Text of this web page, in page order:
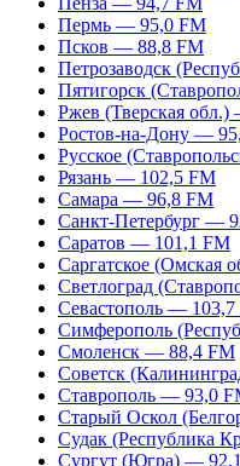
Пермь — 95,0 FM
Псков — 88,8 FM
Петрозаводск
Пятигорск
Ржев (Тверская
Ростов-на-Дону —
Русское
Рязань — 102,5 FM
Самара — 96,8 FM
Санкт-Петербург —
Саратов — 101,1 FM
Саргатское (Омская
Светлоград
Севастополь — 103,7
Симферополь
Смоленск — 88,4 FM
Советск
Ставрополь — 93,0
Старый Оскол
Судак (Республика
Сургут (Югра) —